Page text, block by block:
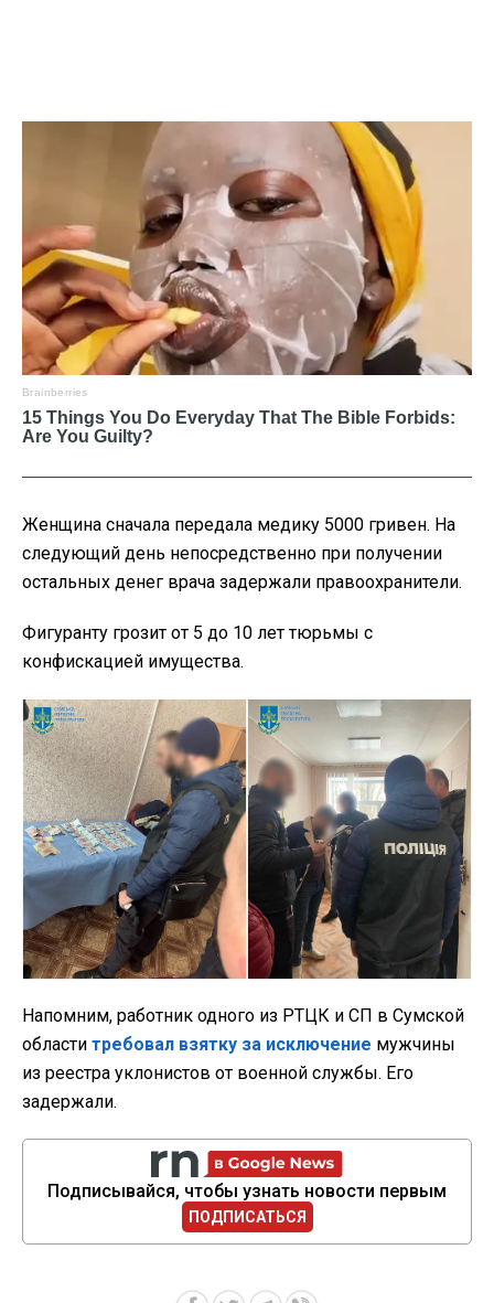
Женщина сначала передала медику 5000 гривен. На
следующий день непосредственно при получении
остальных денег врача задержали правоохранители.
Фигуранту грозит от 5 до 10 лет тюрьмы с
конфискацией имущества.
Напомним, работник одного из РТЦК и СП в Сумской
области требовал взятку за исключение мужчины
из реестра уклонистов от военной службы. Его
задержали.
Подписывайся, чтобы узнать новости первым
ПОДПИСАТЬСЯ